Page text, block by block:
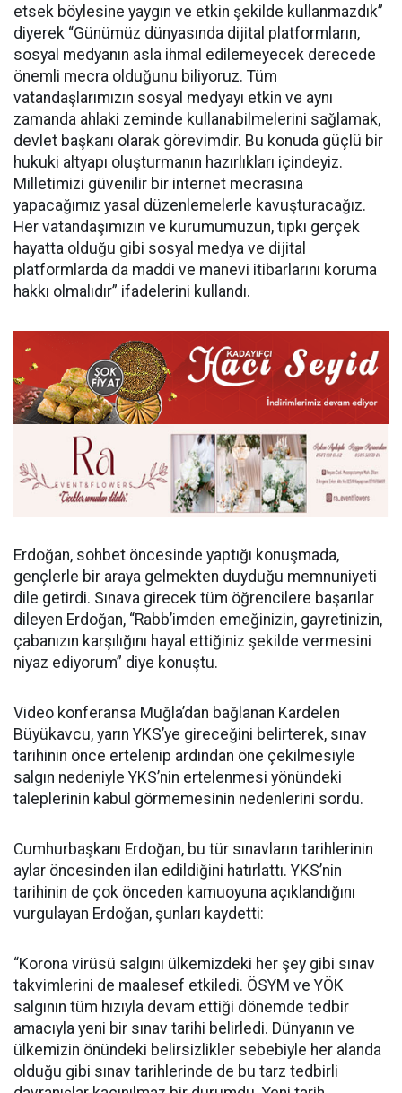
etsek böylesine yaygın ve etkin şekilde kullanmazdık”
diyerek “Günümüz dünyasında dijital platformların,
sosyal medyanın asla ihmal edilemeyecek derecede
önemli mecra olduğunu biliyoruz. Tüm
vatandaşlarımızın sosyal medyayı etkin ve aynı
zamanda ahlaki zeminde kullanabilmelerini sağlamak,
devlet başkanı olarak görevimdir. Bu konuda güçlü bir
hukuki altyapı oluşturmanın hazırlıkları içindeyiz.
Milletimizi güvenilir bir internet mecrasına
yapacağımız yasal düzenlemelerle kavuşturacağız.
Her vatandaşımızın ve kurumumuzun, tıpkı gerçek
hayatta olduğu gibi sosyal medya ve dijital
platformlarda da maddi ve manevi itibarlarını koruma
hakkı olmalıdır” ifadelerini kullandı.
Erdoğan, sohbet öncesinde yaptığı konuşmada,
gençlerle bir araya gelmekten duyduğu memnuniyeti
dile getirdi. Sınava girecek tüm öğrencilere başarılar
dileyen Erdoğan, “Rabb’imden emeğinizin, gayretinizin,
çabanızın karşılığını hayal ettiğiniz şekilde vermesini
niyaz ediyorum” diye konuştu.
Video konferansa Muğla’dan bağlanan Kardelen
Büyükavcu, yarın YKS’ye gireceğini belirterek, sınav
tarihinin önce ertelenip ardından öne çekilmesiyle
salgın nedeniyle YKS’nin ertelenmesi yönündeki
taleplerinin kabul görmemesinin nedenlerini sordu.
Cumhurbaşkanı Erdoğan, bu tür sınavların tarihlerinin
aylar öncesinden ilan edildiğini hatırlattı. YKS’nin
tarihinin de çok önceden kamuoyuna açıklandığını
vurgulayan Erdoğan, şunları kaydetti:
“Korona virüsü salgını ülkemizdeki her şey gibi sınav
takvimlerini de maalesef etkiledi. ÖSYM ve YÖK
salgının tüm hızıyla devam ettiği dönemde tedbir
amacıyla yeni bir sınav tarihi belirledi. Dünyanın ve
ülkemizin önündeki belirsizlikler sebebiyle her alanda
olduğu gibi sınav tarihlerinde de bu tarz tedbirli